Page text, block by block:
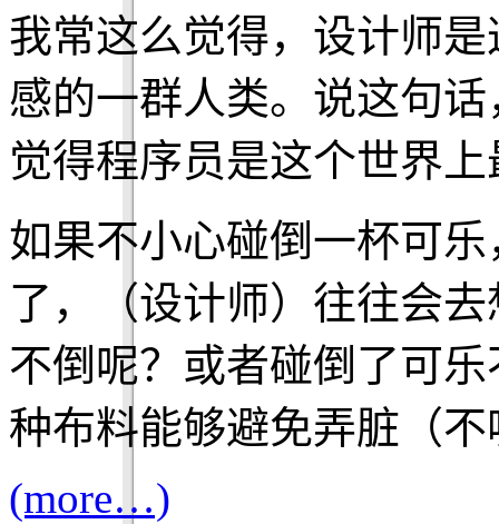
我常这么觉得，设计师
感的一群人类。说这句
觉得程序员是这个世界
如果不小心碰倒一杯可
了，（设计师）往往会
不倒呢？或者碰倒了可
种布料能够避免弄脏（
(more…)